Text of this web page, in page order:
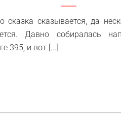
сказка сказывается, да
Давно собиралась
395, и вот [...]